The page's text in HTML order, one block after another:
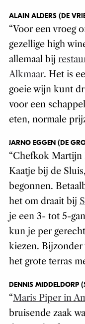
ALAIN ALDERS (DE
“Voor een vroeg
gezellige high
allemaal bij
Alkmaar. Het is
goeie wijn kunt
voor een
eten, normale
JARNO EGGEN (DE
“Chefkok Martijn
Kaatje bij de
begonnen.
het om draait bij
je een 3- tot 5-
kun je per
kiezen.
het grote terras
DENNIS MIDDELDORP
“Maris Piper in
bruisende zaak